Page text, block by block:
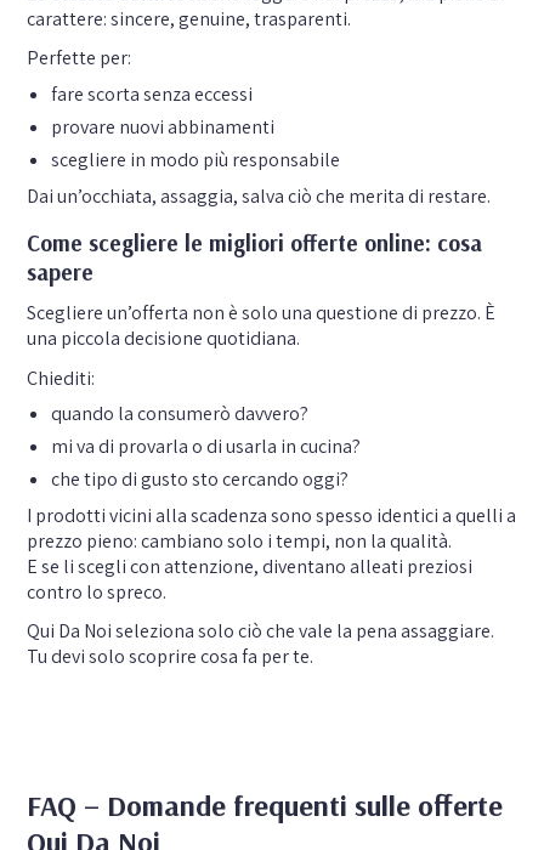
carattere: sincere, genuine, trasparenti.
Perfette per:
fare scorta senza eccessi
provare nuovi abbinamenti
scegliere in modo più responsabile
Dai un’occhiata, assaggia, salva ciò che merita di restare.
Come scegliere le migliori offerte online: cosa
sapere
Scegliere un’offerta non è solo una questione di prezzo. È
una piccola decisione quotidiana.
Chiediti:
quando la consumerò davvero?
mi va di provarla o di usarla in cucina?
che tipo di gusto sto cercando oggi?
I prodotti vicini alla scadenza sono spesso identici a quelli a
prezzo pieno: cambiano solo i tempi, non la qualità.
E se li scegli con attenzione, diventano alleati preziosi
contro lo spreco.
Qui Da Noi seleziona solo ciò che vale la pena assaggiare.
Tu devi solo scoprire cosa fa per te.
FAQ – Domande frequenti sulle offerte
Qui Da Noi